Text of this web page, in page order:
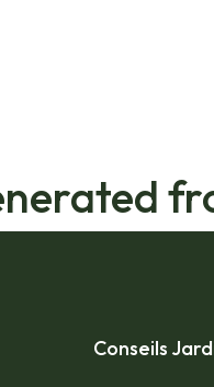
Conseils